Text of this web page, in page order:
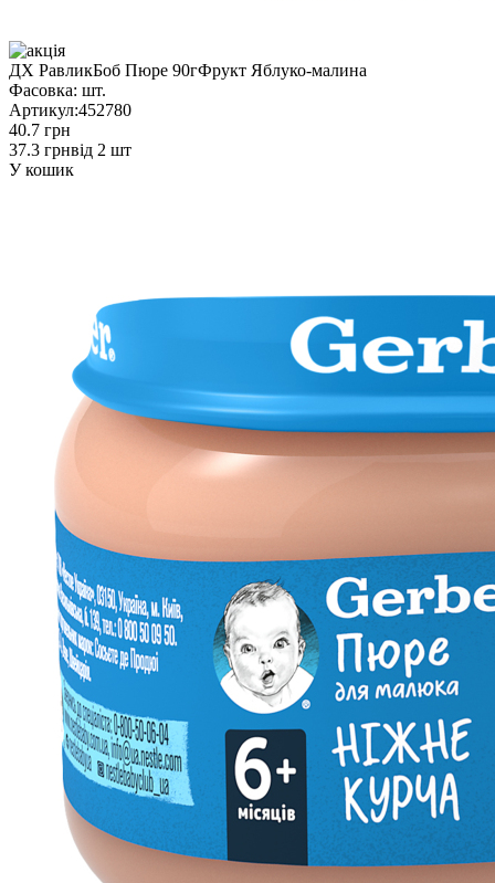
ДХ РавликБоб Пюре 90гФрукт Яблуко-малина
Фасовка: шт.
Артикул:452780
40.7 грн
37.3 грнвід 2 шт
У кошик